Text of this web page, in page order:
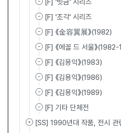
[F] '빗금' 시리즈
[F] '조각' 시리즈
[F] 《金容翼展》(1982)
[F] 《에꼴 드 서울》
[F] 《김용익》(1983)
[F] 《김용익》(1986)
[F] 《김용익》(1989)
[F] 기타 단체전
[SS] 1990년대 작품, 전시 관